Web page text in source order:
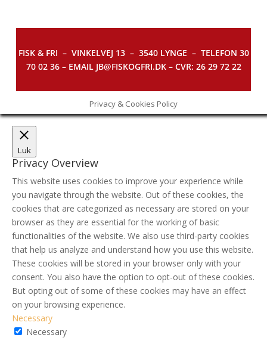
FISK & FRI – VINKELVEJ 13 – 3540 LYNGE – TELEFON 30
70 02 36 – EMAIL JB@FISKOGFRI.DK – CVR: 26 29 72 22
Privacy & Cookies Policy
Luk
Privacy Overview
This website uses cookies to improve your experience while
you navigate through the website. Out of these cookies, the
cookies that are categorized as necessary are stored on your
browser as they are essential for the working of basic
functionalities of the website. We also use third-party cookies
that help us analyze and understand how you use this website.
These cookies will be stored in your browser only with your
consent. You also have the option to opt-out of these cookies.
But opting out of some of these cookies may have an effect
on your browsing experience.
Necessary
Necessary